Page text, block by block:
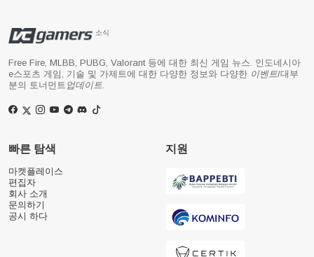
소식
Free Fire, MLBB, PUBG, Valorant 등에 대한 최신 게임 뉴스. 인도네시아
e스포츠 게임, 기술 및 가제트에 대한 다양한 정보와 다양한 이벤트/대부
분의 토너먼트 업데이트
빠른 탐색
마켓플레이스
편집자
회사 소개
문의하기
공시 하다
지원